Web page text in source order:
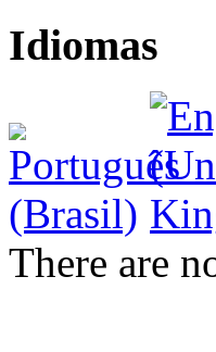
Idiomas
There are